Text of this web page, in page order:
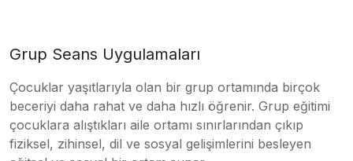
Grup Seans Uygulamaları
Çocuklar yaşıtlarıyla olan bir grup ortamında birçok
beceriyi daha rahat ve daha hızlı öğrenir. Grup eğitimi
çocuklara alıştıkları aile ortamı sınırlarından çıkıp
fiziksel, zihinsel, dil ve sosyal gelişimlerini besleyen